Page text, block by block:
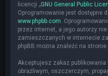
licencji „GNU General Public
Oprogramowanie jest dostępne
www.phpbb.com .
przez internet, a jego autorzy
zamieszczanych w internecie
phpBB można znaleźć na stronie
Akceptujesz zakaz
obraźliwym, oszczerczym,